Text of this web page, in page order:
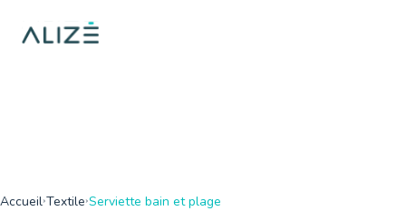
on line137
Accueil Textile Serviette bain et plage